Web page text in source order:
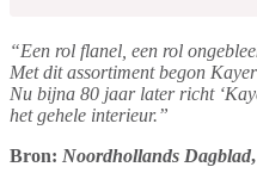
“Een rol flanel, een rol
Met dit assortiment begon
Nu bijna 80 jaar later richt
het gehele interieur.”
Bron: Noordhollands Dagblad